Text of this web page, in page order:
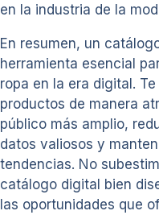
en la industria de la
En resumen, un
herramienta esencial
ropa en la era digital.
productos de manera
público más amplio,
datos valiosos y
tendencias. No
catálogo digital bien
las oportunidades que